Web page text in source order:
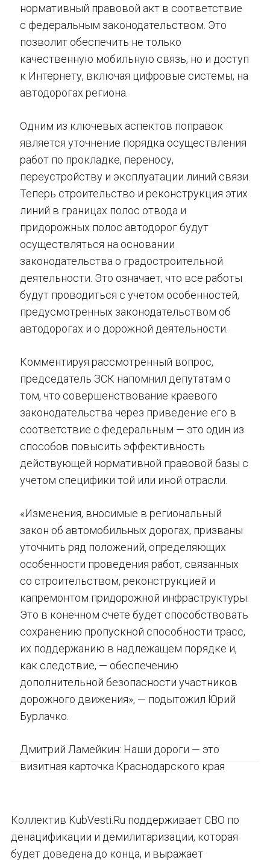
нормативный правовой акт в соответствие
с федеральным законодательством. Это
позволит обеспечить не только
качественную мобильную связь, но и доступ
к Интернету, включая цифровые системы, на
автодорогах региона.
Одним из ключевых аспектов поправок
является уточнение порядка осуществления
работ по прокладке, переносу,
переустройству и эксплуатации линий связи.
Теперь строительство и реконструкция этих
линий в границах полос отвода и
придорожных полос автодорог будут
осуществляться на основании
законодательства о градостроительной
деятельности. Это означает, что все работы
будут проводиться с учетом особенностей,
предусмотренных законодательством об
автодорогах и о дорожной деятельности.
Комментируя рассмотренный вопрос,
председатель ЗСК напомнил депутатам о
том, что совершенствование краевого
законодательства через приведение его в
соответствие с федеральным — это один из
способов повысить эффективность
действующей нормативной правовой базы с
учетом специфики той или иной отрасли.
«Изменения, вносимые в региональный
закон об автомобильных дорогах, призваны
уточнить ряд положений, определяющих
особенности проведения работ, связанных
со строительством, реконструкцией и
капремонтом придорожной инфраструктуры.
Это в конечном счете будет способствовать
сохранению пропускной способности трасс,
их поддержанию в надлежащем порядке и,
как следствие, — обеспечению
дополнительной безопасности участников
дорожного движения», — подытожил Юрий
Бурлачко.
Дмитрий Ламейкин: Наши дороги — это
визитная карточка Краснодарского края
Коллектив KubVesti.Ru поддерживает СВО по
денацификации и демилитаризации, которая
будет доведена до конца, и выражает